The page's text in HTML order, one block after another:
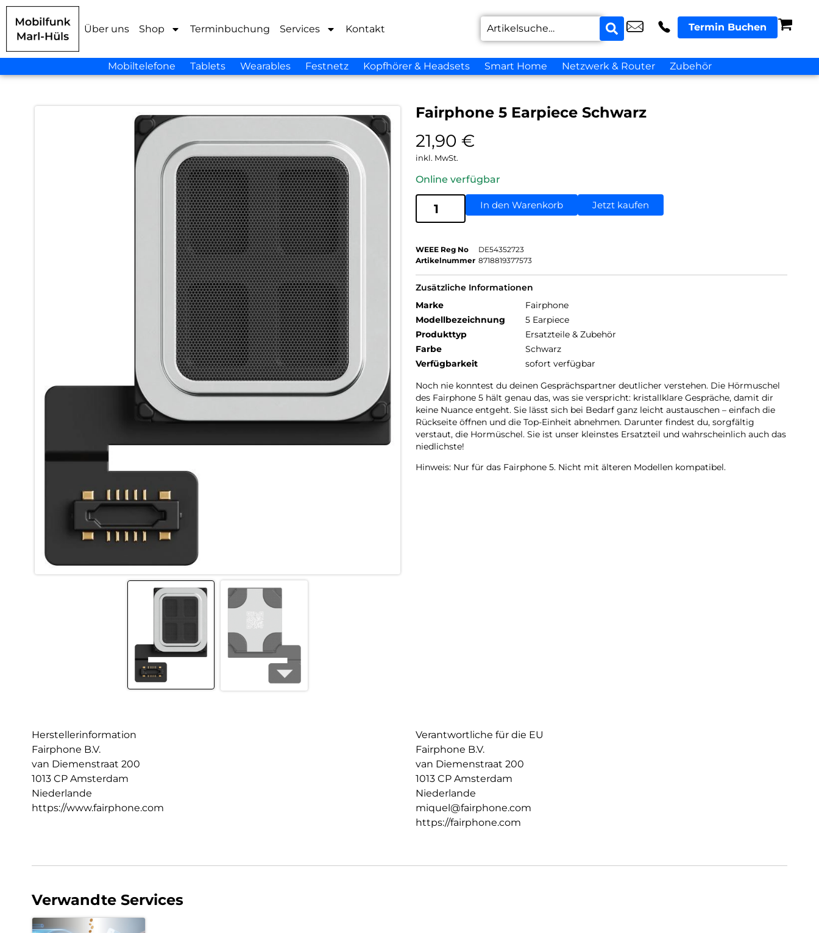
Über uns Shop Terminbuchung Services Kontakt Termin Buchen
Mobiltelefone Tablets Wearables Festnetz Kopfhörer & Headsets Smart Home Netzwerk & Router Zubehör
Fairphone 5 Earpiece Schwarz
21,90 €
inkl. MwSt.
Online verfügbar
In den Warenkorb Jetzt kaufen
WEEE Reg No
DE54352723
Artikelnummer 8718819377573
Zusätzliche Informationen
Marke
Fairphone
Modellbezeichnung
5 Earpiece
Produkttyp
Ersatzteile & Zubehör
Farbe
Schwarz
Verfügbarkeit
sofort verfügbar
Noch nie konntest du deinen Gesprächspartner deutlicher verstehen. Die Hörmuschel
des Fairphone 5 hält genau das, was sie verspricht: kristallklare Gespräche, damit dir
keine Nuance entgeht. Sie lässt sich bei Bedarf ganz leicht austauschen – einfach die
Rückseite öffnen und die Top-Einheit abnehmen. Darunter findest du, sorgfältig
verstaut, die Hormüschel. Sie ist unser kleinstes Ersatzteil und wahrscheinlich auch das
niedlichste!
Hinweis: Nur für das Fairphone 5. Nicht mit älteren Modellen kompatibel.
Herstellerinformation
Fairphone B.V.
van Diemenstraat 200
1013 CP Amsterdam
Niederlande
https://www.fairphone.com
Verantwortliche für die EU
Fairphone B.V.
van Diemenstraat 200
1013 CP Amsterdam
Niederlande
miquel@fairphone.com
https://fairphone.com
Verwandte Services